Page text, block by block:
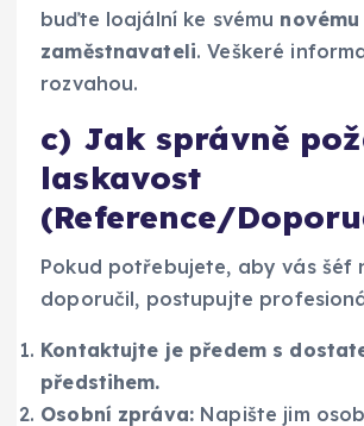
buďte loajální ke svému novému
zaměstnavateli. Veškeré
rozvahou.
c) Jak správně
laskavost
(Reference/
Pokud potřebujete, aby vás šéf
doporučil, postupujte
Kontaktujte je předem s
předstihem.
Osobní zpráva: Napište jim